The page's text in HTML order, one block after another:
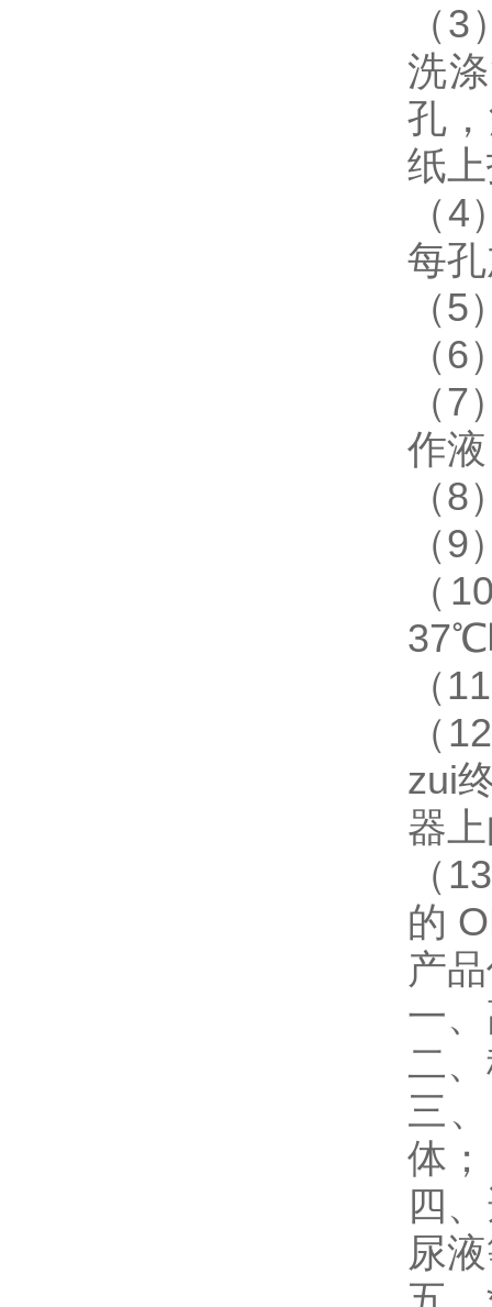
（
洗
孔
纸
（
每
（
（
（
作
（
（
（
（
（
zui
器
（
的
产
一
二
三
体；
四
尿